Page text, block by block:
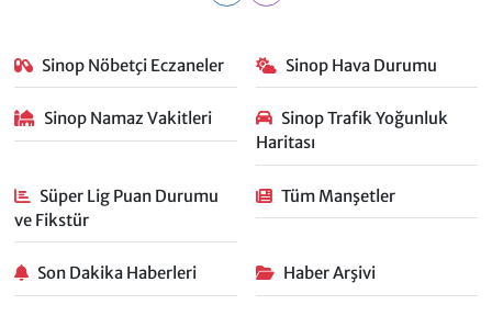
Sinop Nöbetçi Eczaneler Sinop Hava Durumu
Sinop Namaz Vakitleri
Sinop Trafik Yoğunluk
Haritası
Süper Lig Puan Durumu
ve Fikstür
Tüm Manşetler
Son Dakika Haberleri Haber Arşivi